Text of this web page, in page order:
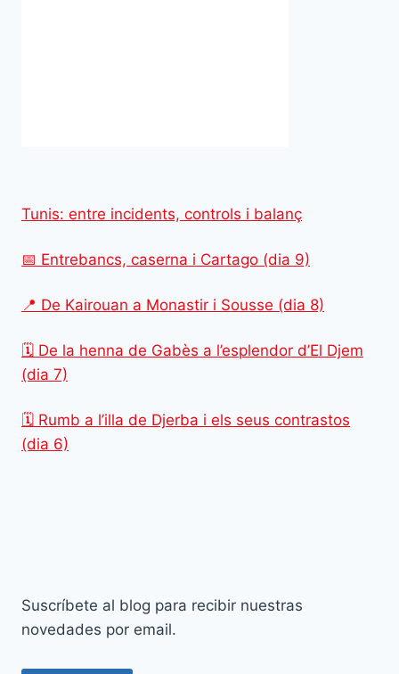
Tunis: entre incidents, controls i balanç
📅 Entrebancs, caserna i Cartago (dia 9)
📍 De Kairouan a Monastir i Sousse (dia 8)
🗓️ De la henna de Gabès a l’esplendor d’El Djem
(dia 7)
🗓️ Rumb a l’illa de Djerba i els seus contrastos
(dia 6)
Suscríbete al blog para recibir nuestras
novedades por email.